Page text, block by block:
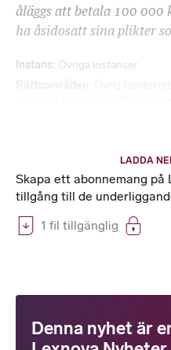
åläggs att betala 100
ha åsidosatt sina plikter
Instans Övriga instanser
LADDA
Skapa ett abonnemang
tillgång till de
1 fil tillgänglig
Denna nyhet är